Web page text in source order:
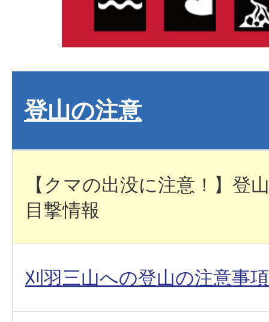
登山の注意
【クマの出没に注意！】登
目撃情報
刈羽三山への登山の注意事